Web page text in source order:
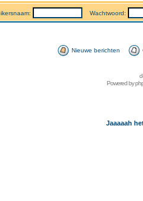
Wachtwoord:
Nieuwe berichten
Powered by
Jaaaaah